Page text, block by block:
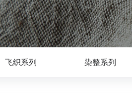
飞织系列 染整系列